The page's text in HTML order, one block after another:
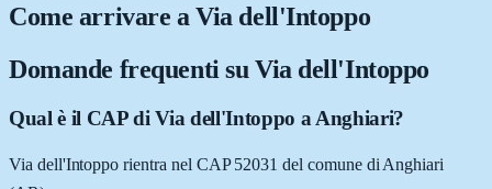
Come arrivare aVia dell'Intoppo
Domande frequenti su Via dell'Intoppo
Qual è il CAP di Via dell'Intoppo a Anghiari?
Via dell'Intoppo rientra nel CAP 52031 del comune di Anghiari